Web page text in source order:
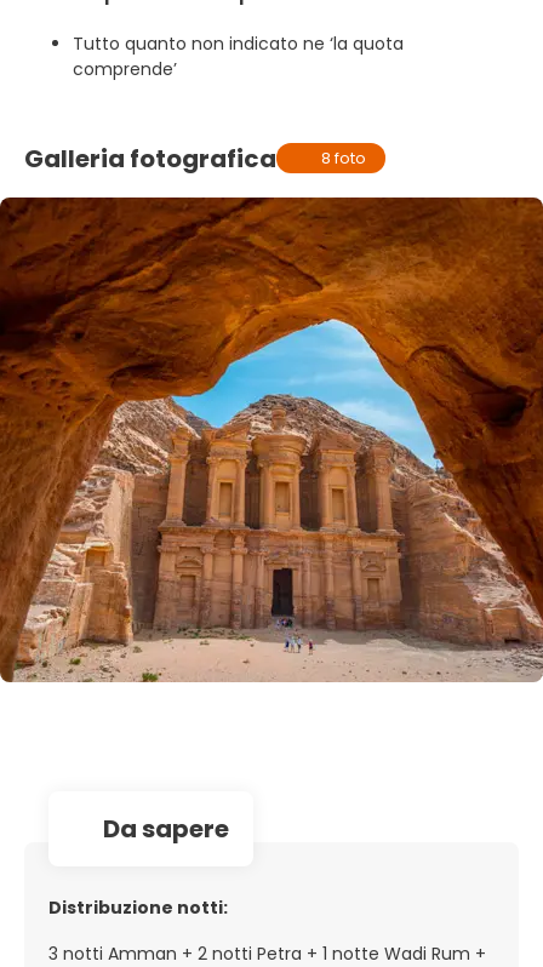
Tutto quanto non indicato ne ‘la quota
comprende’
Galleria fotografica 8 foto
da sapere
Distribuzione notti:
3 notti Amman + 2 notti Petra + 1 notte Wadi Rum +